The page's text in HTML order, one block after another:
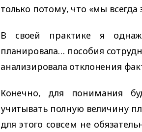
только потому, что «мы всегда
В своей практике я
планировала… пособия
анализировала отклонения
Конечно, для понимания
учитывать полную величину
для этого совсем не